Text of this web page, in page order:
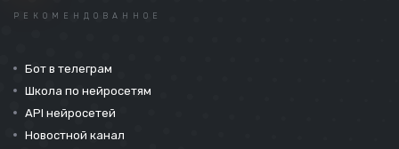
РЕКОМЕНДОВАННОЕ
Бот в телеграм
Школа по нейросетям
API нейросетей
Новостной канал